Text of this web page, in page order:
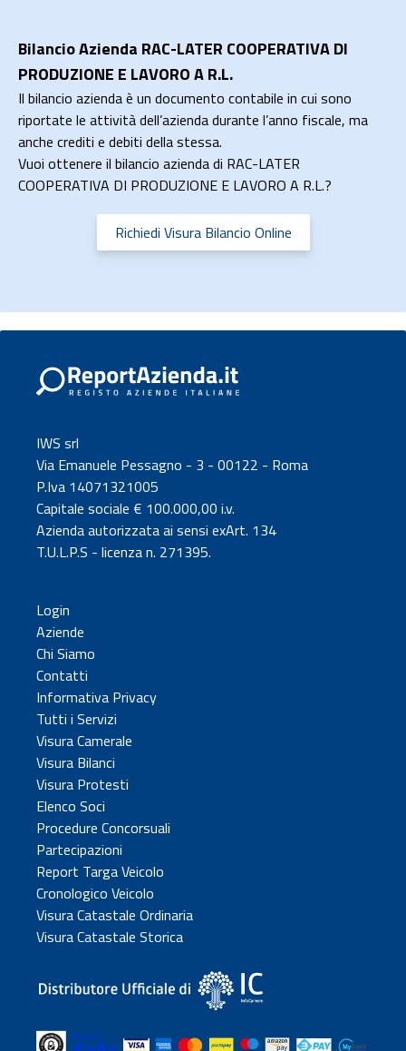
Bilancio Azienda RAC-LATER COOPERATIVA DI
PRODUZIONE E LAVORO A R.L.
Il bilancio azienda è un documento contabile in cui sono
riportate le attività dell’azienda durante l’anno fiscale, ma
anche crediti e debiti della stessa.
Vuoi ottenere il bilancio azienda di RAC-LATER
COOPERATIVA DI PRODUZIONE E LAVORO A R.L.?
Richiedi Visura Bilancio Online
IWS srl
Via Emanuele Pessagno - 3 - 00122 - Roma
P.Iva 14071321005
Capitale sociale € 100.000,00 i.v.
Azienda autorizzata ai sensi exArt. 134
T.U.L.P.S - licenza n. 271395.
Login
Aziende
Chi Siamo
Contatti
Informativa Privacy
Tutti i Servizi
Visura Camerale
Visura Bilanci
Visura Protesti
Elenco Soci
Procedure Concorsuali
Partecipazioni
Report Targa Veicolo
Cronologico Veicolo
Visura Catastale Ordinaria
Visura Catastale Storica